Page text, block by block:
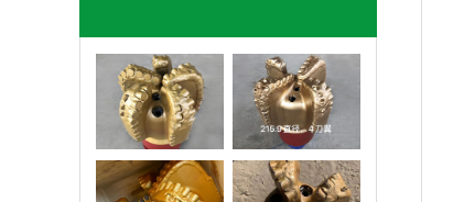
重庆PDC钻头
重庆PDC钻头